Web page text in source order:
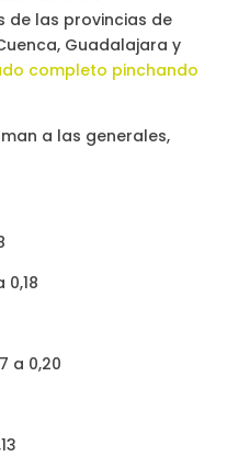
de las provincias de
Guadalajara y
completo pinchando
a las generales,
0,18
a 0,20